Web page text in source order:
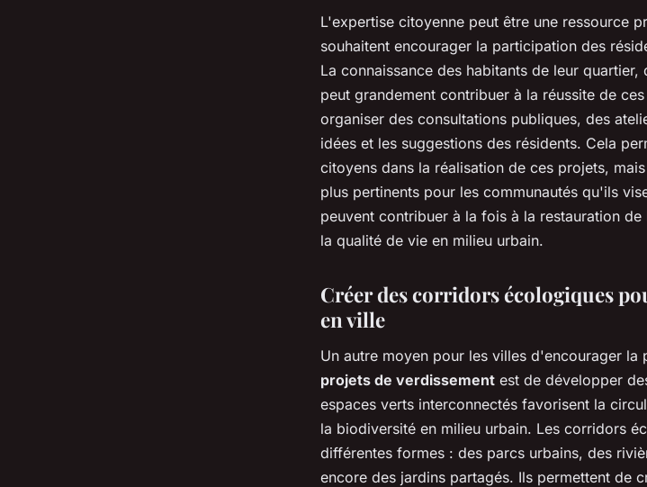
L'expertise citoyenne peut être une ressource
souhaitent encourager la participation des
La connaissance des habitants de leur
peut grandement contribuer à la réussite de
organiser des consultations publiques, des
idées et les suggestions des résidents. Cela
citoyens dans la réalisation de ces projets,
plus pertinents pour les communautés qu'ils
peuvent contribuer à la fois à la restauration
la qualité de vie en milieu urbain.
Créer des corridors écologiques
en ville
Un autre moyen pour les villes d'encourager la
projets de verdissement est de développer
espaces verts interconnectés favorisent la
la biodiversité en milieu urbain. Les corridors
différentes formes : des parcs urbains, des
encore des jardins partagés. Ils permettent de